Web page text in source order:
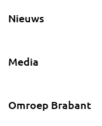
Nieuws
Media
Omroep Brabant